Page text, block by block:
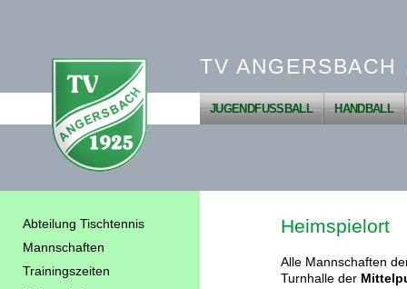
TV ANGERSBACH
JUGENDFUSSBALL HANDBALL
Abteilung Tischtennis
Mannschaften
Trainingszeiten
Heimspielort
Alle Mannschaften
Turnhalle der